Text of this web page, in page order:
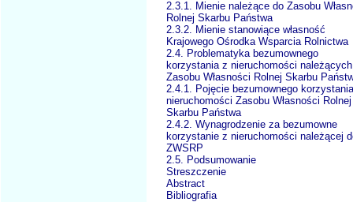
2.3.1. Mienie należące do Zasobu
Rolnej Skarbu Państwa
2.3.2. Mienie stanowiące własność
Krajowego Ośrodka Wsparcia Rolnictwa
2.4. Problematyka bezumownego
korzystania z nieruchomości
Zasobu Własności Rolnej Skarbu
2.4.1. Pojęcie bezumownego
nieruchomości Zasobu Własności Rolnej
Skarbu Państwa
2.4.2. Wynagrodzenie za bezumowne
korzystanie z nieruchomości należącej
ZWSRP
2.5. Podsumowanie
Streszczenie
Abstract
Bibliografia